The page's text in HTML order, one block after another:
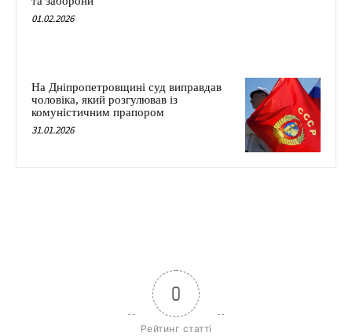
01.02.2026
На Дніпропетровщині суд виправдав
чоловіка, який розгулював із
комуністичним прапором
31.01.2026
0
Рейтинг статті